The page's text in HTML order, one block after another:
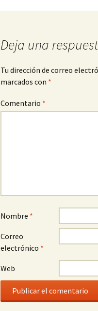
Deja una
Tu dirección de correo
marcados con *
Comentario *
Nombre *
Correo
electrónico *
Web